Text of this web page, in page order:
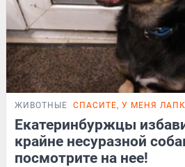
ЖИВОТНЫЕ СПАСИТЕ, У МЕНЯ
Екатеринбуржцы
крайне несуразной
посмотрите на нее!